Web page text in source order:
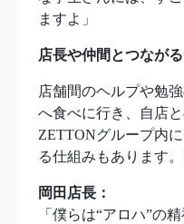
ますよ」
店長や仲間とつなが
店舗間のヘルプや勉
へ食べに行き、自店
ZETTONグループ内
る仕組みもあります
岡田店長：
「僕らは“アロハ”の